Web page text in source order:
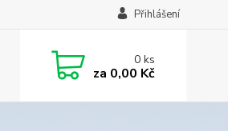
Přihlášení
0ks
za 0,00 Kč